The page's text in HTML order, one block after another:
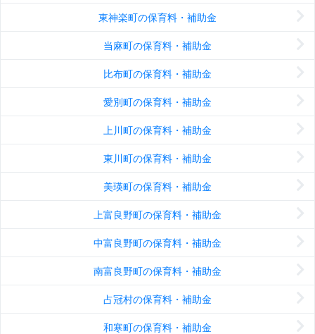
東神楽町の保育料・補助金
当麻町の保育料・補助金
比布町の保育料・補助金
愛別町の保育料・補助金
上川町の保育料・補助金
東川町の保育料・補助金
美瑛町の保育料・補助金
上富良野町の保育料・補助金
中富良野町の保育料・補助金
南富良野町の保育料・補助金
占冠村の保育料・補助金
和寒町の保育料・補助金